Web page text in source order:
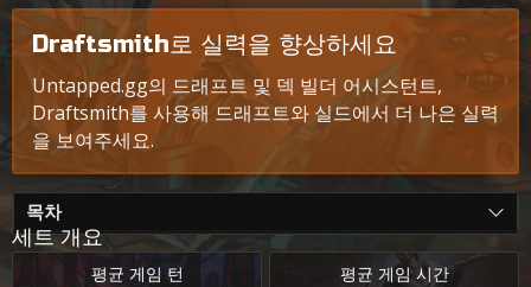
Draftsmith로 실력을 향상하세요
Untapped.gg의 드래프트 및 덱 빌더 어시스턴트,
Draftsmith를 사용해 드래프트와 실드에서 더 나은 실력
을 보여주세요.
목차
세트 개요
평균 게임 턴 평균 게임 시간